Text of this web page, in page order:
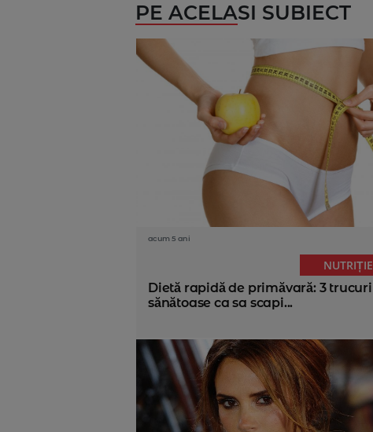
PE ACELASI SUBIECT
acum 5 ani
NUTRIȚIE
Dietă rapidă de primăvară: 3 trucuri
sănătoase ca sa scapi...